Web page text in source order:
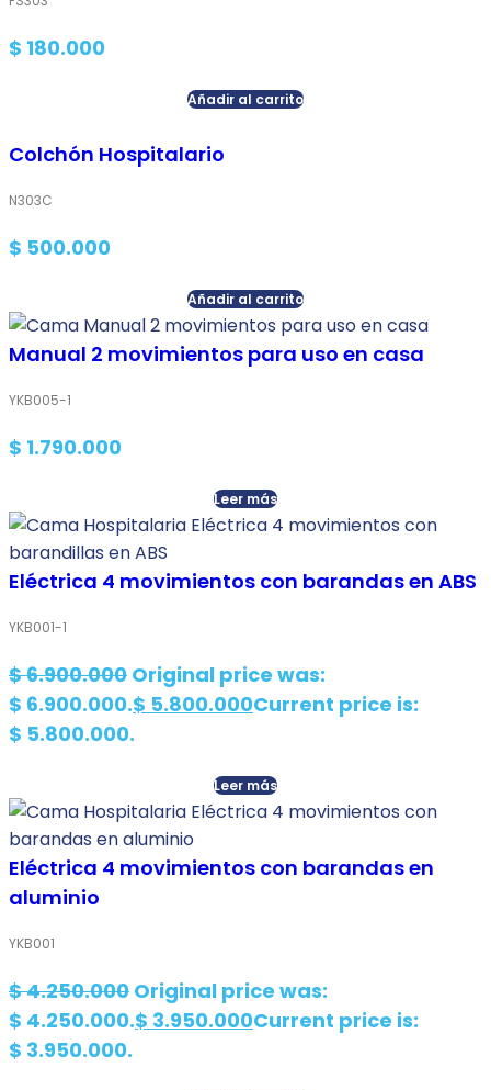
$ 180.000
Añadir al carrito
Colchón Hospitalario
N303C
$ 500.000
Añadir al carrito
Manual 2 movimientos para uso en casa
YKB005-1
$ 1.790.000
Leer más
Eléctrica 4 movimientos con barandas en ABS
YKB001-1
$6.900.000 Original price was:
$ 6.900.000.$ 5.800.000Current price is:
$ 5.800.000.
Leer más
Eléctrica 4 movimientos con barandas en
aluminio
YKB001
$4.250.000 Original price was:
$ 4.250.000.$ 3.950.000Current price is:
$ 3.950.000.